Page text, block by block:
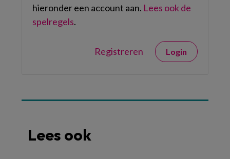
hieronder een account aan. Lees ook de
spelregels.
Registreren Login
Lees ook